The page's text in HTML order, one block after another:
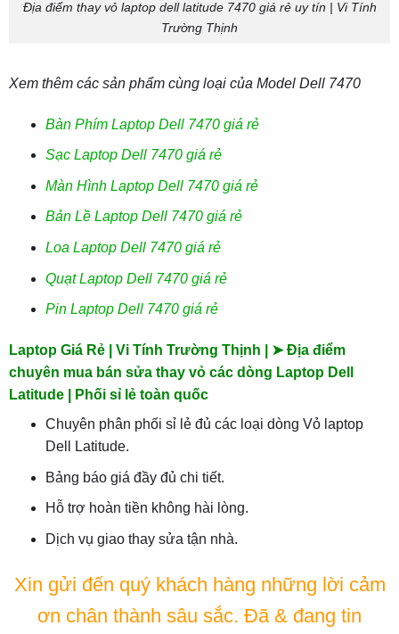
Địa điểm thay vỏ laptop dell latitude 7470 giá rẻ uy tín | Vi Tính
Trường Thịnh
Xem thêm các sản phẩm cùng loại của Model Dell 7470
Bàn Phím Laptop Dell 7470 giá rẻ
Sạc Laptop Dell 7470 giá rẻ
Màn Hình Laptop Dell 7470 giá rẻ
Bản Lề Laptop Dell 7470 giá rẻ
Loa Laptop Dell 7470 giá rẻ
Quạt Laptop Dell 7470 giá rẻ
Pin Laptop Dell 7470 giá rẻ
Laptop Giá Rẻ | Vi Tính Trường Thịnh | ➤ Địa điểm
chuyên mua bán sửa thay vỏ các dòng Laptop Dell
Latitude | Phối sỉ lẻ toàn quốc
Chuyên phân phối sỉ lẻ đủ các loại dòng Vỏ laptop
Dell Latitude.
Bảng báo giá đầy đủ chi tiết.
Hỗ trợ hoàn tiền không hài lòng.
Dịch vụ giao thay sửa tận nhà.
Xin gửi đến quý khách hàng những lời cảm
ơn chân thành sâu sắc. Đã & đang tin